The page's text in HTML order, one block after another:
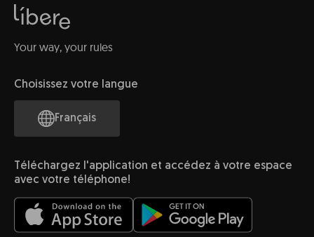
Your way, your rules
Choisissez votre langue
Français
Téléchargez l'application et accédez à votre espace
avec votre téléphone!